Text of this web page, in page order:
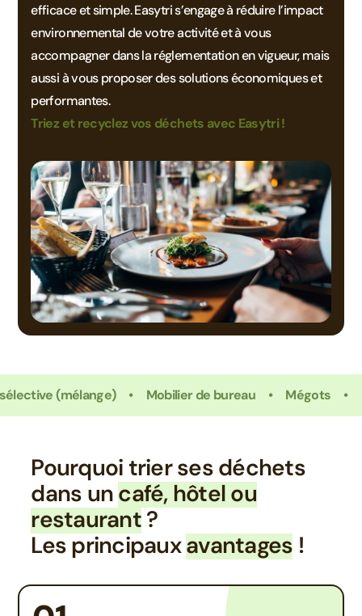
efficace et simple. Easytri s’engage à réduire l’impact
environnemental de votre activité et à vous
accompagner dans la réglementation en vigueur, mais
aussi à vous proposer des solutions économiques et
performantes.
Triez et recyclez vos déchets avec Easytri !
(mélange) Mobilier de bureau Mégots Bois
Pourquoi trier ses déchets
dans uncafé, hôtel ou
restaurant?
Les principauxavantages !